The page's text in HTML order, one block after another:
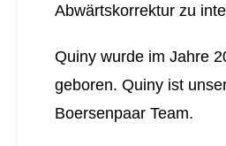
Abwärtskorrektur zu
Quiny wurde im Jahre
geboren. Quiny ist
Boersenpaar Team.